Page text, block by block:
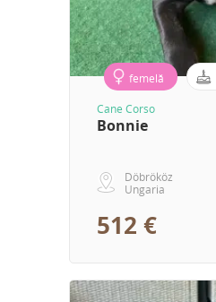
femelă
Cane Corso
Bonnie
Döbrököz
Ungaria
512 €